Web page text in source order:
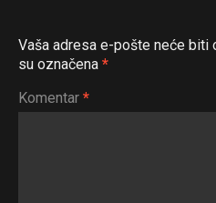
Vaša adresa e-pošte neće biti
su označena *
Komentar *